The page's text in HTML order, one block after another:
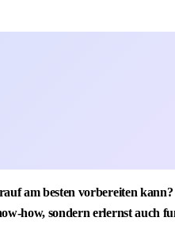
am besten vorbereiten
how, sondern erlernst auch